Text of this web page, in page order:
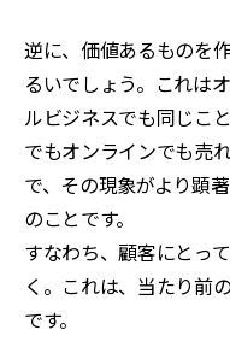
逆に、価値あるものを
るいでしょう。これは
ルビジネスでも同じこ
でもオンラインでも売
で、その現象がより顕
のことです。
すなわち、顧客にとっ
く。これは、当たり前
です。